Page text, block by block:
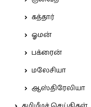
கத்தார்
ஓமன்
பக்ரைன்
மலேசியா
ஆஸ்திரேலியா